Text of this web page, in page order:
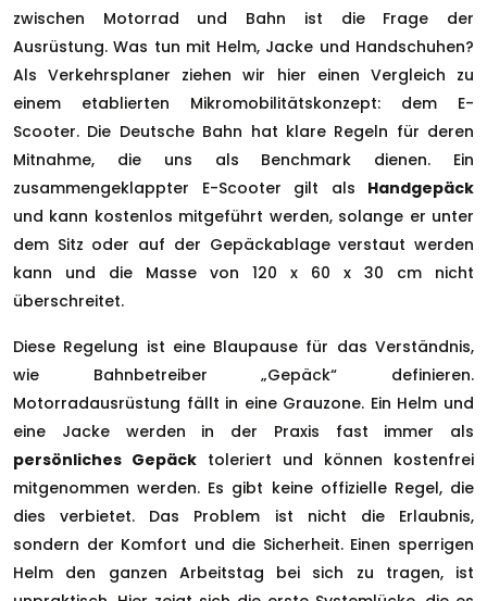
zwischen Motorrad und Bahn ist die Frage der
Ausrüstung. Was tun mit Helm, Jacke und Handschuhen?
Als Verkehrsplaner ziehen wir hier einen Vergleich zu
einem etablierten Mikromobilitätskonzept: dem E-
Scooter. Die Deutsche Bahn hat klare Regeln für deren
Mitnahme, die uns als Benchmark dienen. Ein
zusammengeklappter E-Scooter gilt als Handgepäck
und kann kostenlos mitgeführt werden, solange er unter
dem Sitz oder auf der Gepäckablage verstaut werden
kann und die Masse von 120 x 60 x 30 cm nicht
überschreitet.
Diese Regelung ist eine Blaupause für das Verständnis,
wie Bahnbetreiber „Gepäck“ definieren.
Motorradausrüstung fällt in eine Grauzone. Ein Helm und
eine Jacke werden in der Praxis fast immer als
persönliches Gepäck toleriert und können kostenfrei
mitgenommen werden. Es gibt keine offizielle Regel, die
dies verbietet. Das Problem ist nicht die Erlaubnis,
sondern der Komfort und die Sicherheit. Einen sperrigen
Helm den ganzen Arbeitstag bei sich zu tragen, ist